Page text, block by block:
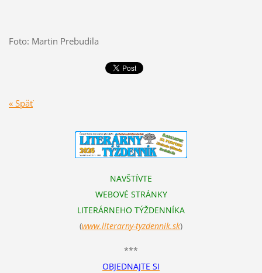
Foto: Martin Prebudila
« Späť
NAVŠTÍVTE
WEBOVÉ STRÁNKY
LITERÁRNEHO TÝŽDENNÍKA
(www.literarny-tyzdennik.sk)
***
OBJEDNAJTE SI